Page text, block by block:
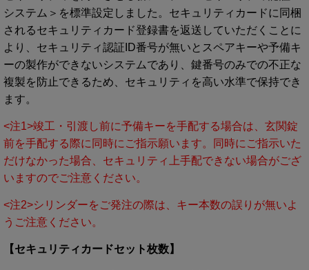
システム＞を標準設定しました。セキュリティカードに同梱
されるセキュリティカード登録書を返送していただくことに
より、セキュリティ認証ID番号が無いとスペアキーや予備キ
ーの製作ができないシステムであり、鍵番号のみでの不正な
複製を防止できるため、セキュリティを高い水準で保持でき
ます。
<注1>竣工・引渡し前に予備キーを手配する場合は、玄関錠
前を手配する際に同時にご指示願います。同時にご指示いた
だけなかった場合、セキュリティ上手配できない場合がござ
いますのでご注意ください。
<注2>シリンダーをご発注の際は、キー本数の誤りが無いよ
うご注意ください。
【セキュリティカードセット枚数】